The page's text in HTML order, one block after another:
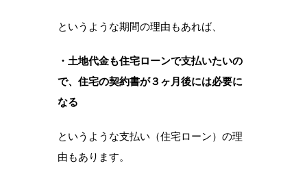
というような期間の理由もあれば、
・土地代金も住宅ローンで支払いたいの
で、住宅の契約書が３ヶ月後には必要に
なる
というような支払い（住宅ローン）の理
由もあります。